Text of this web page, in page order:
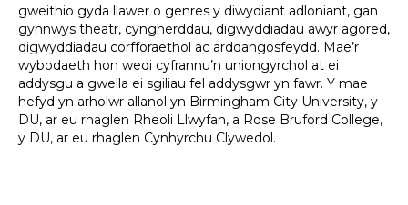
gweithio gyda llawer o genres y diwydiant adloniant, gan
gynnwys theatr, cyngherddau, digwyddiadau awyr agored,
digwyddiadau corfforaethol ac arddangosfeydd. Mae’r
wybodaeth hon wedi cyfrannu’n uniongyrchol at ei
addysgu a gwella ei sgiliau fel addysgwr yn fawr. Y mae
hefyd yn arholwr allanol yn Birmingham City University, y
DU, ar eu rhaglen Rheoli Llwyfan, a Rose Bruford College,
y DU, ar eu rhaglen Cynhyrchu Clywedol.